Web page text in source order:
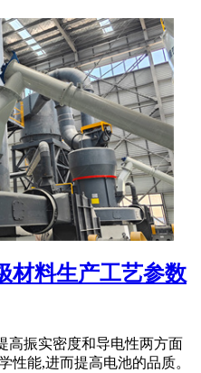
材料生产工艺参数
高振实密度和导电性两方面
性能,进而提高电池的品质。